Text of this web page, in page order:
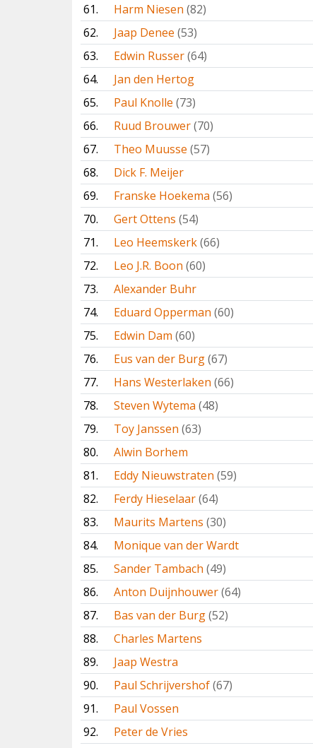
61.
Harm Niesen (82)
62.
Jaap Denee (53)
63.
Edwin Russer(64)
64.
Jan den Hertog
65.
Paul Knolle (73)
66.
Ruud Brouwer(70)
67.
Theo Muusse (57)
68.
Dick F. Meijer
69.
Franske Hoekema (56)
70.
Gert Ottens (54)
71.
Leo Heemskerk(66)
72.
Leo J.R. Boon (60)
73.
Alexander Buhr
74.
Eduard Opperman (60)
75.
Edwin Dam (60)
76.
Eus van der Burg(67)
77.
Hans Westerlaken (66)
78.
Steven Wytema (48)
79.
Toy Janssen (63)
80.
Alwin Borhem
81.
Eddy Nieuwstraten (59)
82.
Ferdy Hieselaar(64)
83.
Maurits Martens (30)
84.
Monique van der Wardt
85.
Sander Tambach (49)
86.
Anton Duijnhouwer(64)
87.
Bas van der Burg(52)
88.
Charles Martens
89.
Jaap Westra
90.
Paul Schrijvershof(67)
91.
Paul Vossen
92.
Peter de Vries